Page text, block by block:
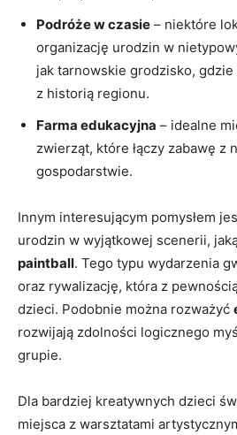
Podróże w czasie – niektóre
organizację urodzin ​w
jak tarnowskie grodzisko, ⁤gdzie
z ⁤historią​ regionu.
Farma edukacyjna –‍ idealne⁤
zwierząt, które⁤ łączy zabawę ⁢z
gospodarstwie.
Innym interesującym pomysłem
urodzin w ⁤wyjątkowej scenerii,
paintball. Tego typu wydarzenia
oraz​ rywalizację, która z
dzieci. Podobnie⁢ można​ rozważyć⁣
rozwijają zdolności logicznego
grupie.
Dla ‍bardziej kreatywnych dzieci‍
miejsca​ z‍ warsztatami